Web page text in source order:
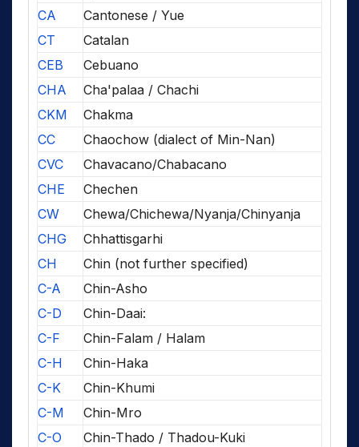
CA
Cantonese / Yue
CT
Catalan
CEB
Cebuano
CHA
Cha'palaa / Chachi
CKM
Chakma
CC
Chaochow (dialect of Min-Nan)
CVC
Chavacano/Chabacano
CHE
Chechen
CW
Chewa/Chichewa/Nyanja/Chinyanja
CHG
Chhattisgarhi
CH
Chin (not further specified)
C-A
Chin-Asho
C-D
Chin-Daai:
C-F
Chin-Falam / Halam
C-H
Chin-Haka
C-K
Chin-Khumi
C-M
Chin-Mro
C-O
Chin-Thado / Thadou-Kuki